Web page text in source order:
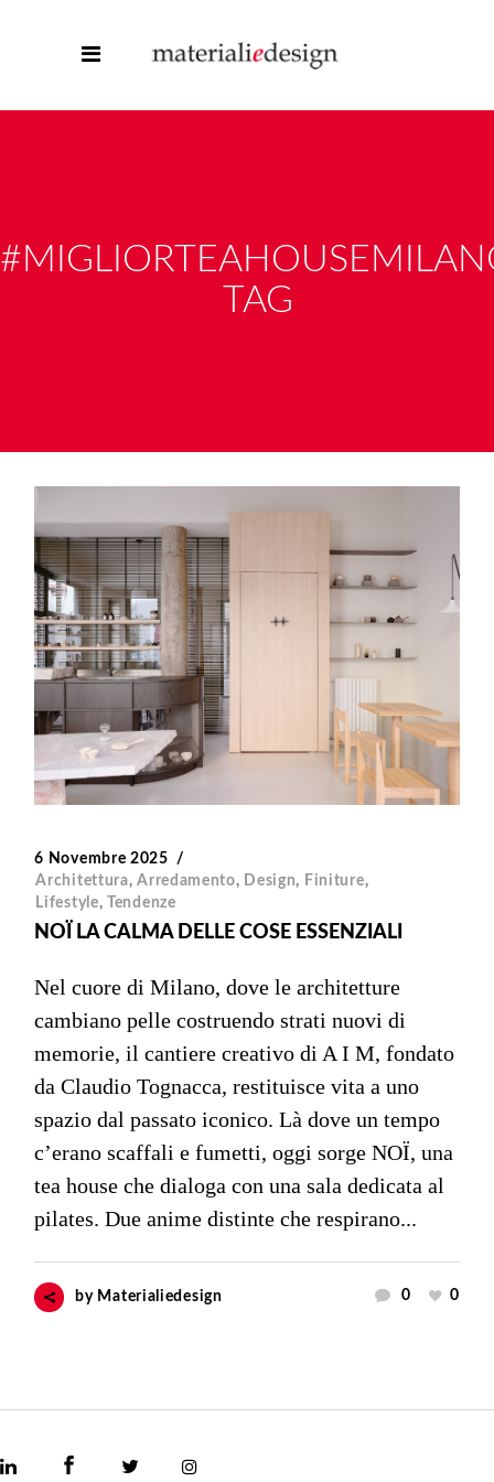
TAG
6 Novembre 2025
Architettura,Arredamento, Design, Finiture,
Lifestyle, Tendenze
NOÏ LA CALMA DELLE COSE ESSENZIALI
Nel cuore di Milano, dove le architetture
cambiano pelle costruendo strati nuovi di
memorie, il cantiere creativo di A I M, fondato
da Claudio Tognacca, restituisce vita a uno
spazio dal passato iconico. Là dove un tempo
c’erano scaffali e fumetti, oggi sorge NOÏ, una
tea house che dialoga con una sala dedicata al
pilates. Due anime distinte che respirano...
by Materialiedesign 0 0